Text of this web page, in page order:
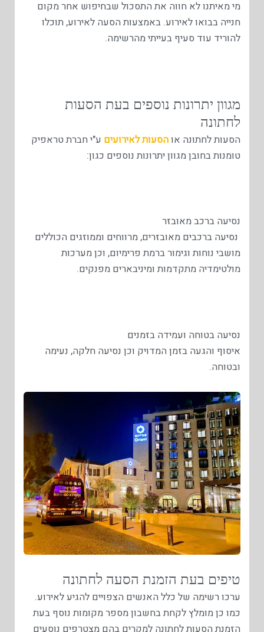
מי מאיתנו לא חווה את התסכול שבחיפוש אחר מקום
חנייה בבואו לאירוע. באמצעות הסעה לאירוע, תוכלו
להוריד עוד סעיף בעייתי מהרשימה.
מגוון יתרונות נוספים בעת הסעות
לחתונה
הסעות לחתונה אוהסעות לאירועים ע"י חברת טראפיק
טומנות בחובן מגוון יתרונות נוספים כגון:
נסיעה ברכב מאובזר
נסיעה ברכבים מאובזרים, מרווחים וממוזגים הכוללים
מושבי נוחות וגימור ברמת פרימיום, וכן מערכות
מולטימדיה מתקדמות ומיניבארים מפנקים.
נסיעה בטוחה ועמידה בזמנים
איסוף והגעה בזמן המדויק וכן נסיעה חלקה, נעימה
ובטוחה.
טיפים בעת הזמנת הסעה לחתונה
ערכו רשימה של כלל האנשים הצפויים להגיע לאירוע.
כמו כן מומלץ לקחת בחשבון מספר מקומות נוסף בעת
הזמנת הסעות לחתונה למקרים בהם מצטרפים נוסעים